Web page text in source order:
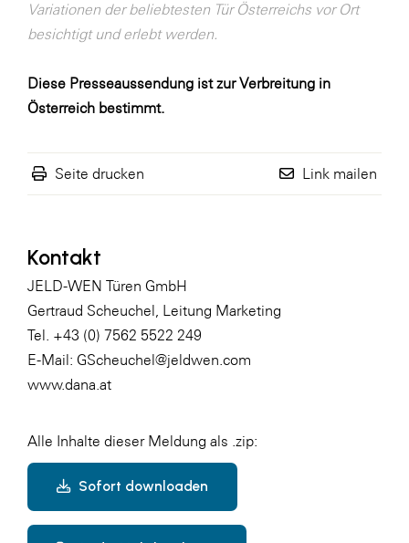
Variationen der beliebtesten Tür Österreichs vor Ort
besichtigt und erlebt werden.
Diese Presseaussendung ist zur Verbreitung in
Österreich bestimmt.
Seite drucken Link mailen
Kontakt
JELD-WEN Türen GmbH
Gertraud Scheuchel, Leitung Marketing
Tel. +43 (0) 7562 5522 249
E-Mail: GScheuchel@jeldwen.com
www.dana.at
Alle Inhalte dieser Meldung als .zip:
Sofort downloaden